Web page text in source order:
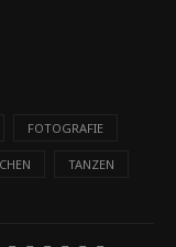
FOTOGRAFIE
TANZEN